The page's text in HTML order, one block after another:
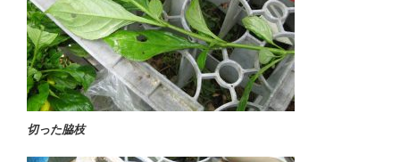
切った脇枝